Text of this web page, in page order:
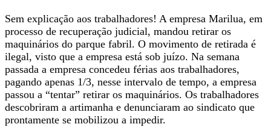
Sem explicação aos trabalhadores! A empresa Marilua, em
processo de recuperação judicial, mandou retirar os
maquinários do parque fabril. O movimento de retirada é
ilegal, visto que a empresa está sob juízo. Na semana
passada a empresa concedeu férias aos trabalhadores,
pagando apenas 1/3, nesse intervalo de tempo, a empresa
passou a “tentar” retirar os maquinários. Os trabalhadores
descobriram a artimanha e denunciaram ao sindicato que
prontamente se mobilizou a impedir.